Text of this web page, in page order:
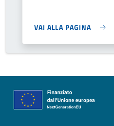
VAI ALLA PAGINA